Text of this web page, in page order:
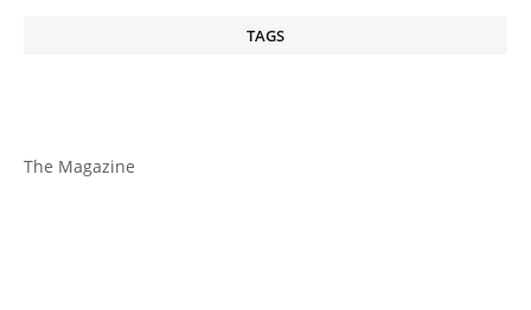
TAGS
The Magazine